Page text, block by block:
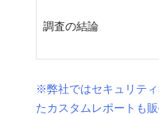
調査の結論
※弊社ではセキュリテ
たカスタムレポートも